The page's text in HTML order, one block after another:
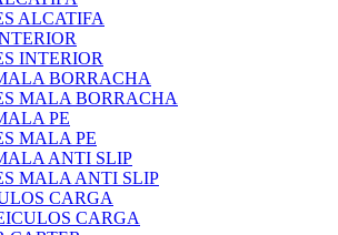
ALCATIFA
INTERIOR
MALA BORRACHA
MALA PE
MALA ANTI SLIP
CARGA